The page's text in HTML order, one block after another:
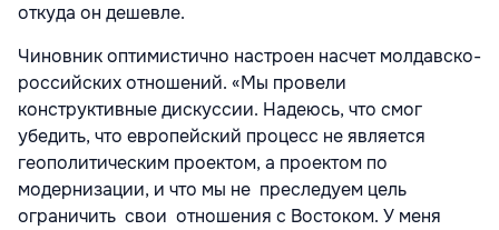
откуда он дешевле.
Чиновник оптимистично настроен насчет молдавско-
российских отношений. «Мы провели
конструктивные дискуссии. Надеюсь, что смог
убедить, что европейский процесс не является
геополитическим проектом, а проектом по
модернизации, и что мы не преследуем цель
ограничить свои отношения с Востоком. У меня